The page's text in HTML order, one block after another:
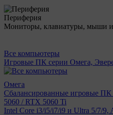
Периферия
Мониторы, клавиатуры, мыши и
Все компьютеры
Игровые ПК серии Омега,
Омега
Сбалансированные игровые
5060 / RTX 5060 Ti
Intel Core i3/i5/i7/i9 и Ultra 5/7/9,